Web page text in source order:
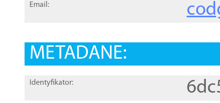
Email:
METADANE:
Identyfikator: